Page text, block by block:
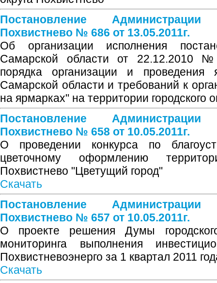
Постановление
Похвистнево № 686 от 13.05.2011г.
Об организации исполнения
Самарской области от 22.12.2010
порядка организации и проведения
Самарской области и требований к
на ярмарках" на территории городского
Постановление
Похвистнево № 658 от 10.05.2011г.
О проведении конкурса по
цветочному оформлению
Похвистнево "Цветущий город"
Скачать
Постановление
Похвистнево № 657 от 10.05.2011г.
О проекте решения Думы
мониторинга выполнения
Похвистневоэнерго за 1 квартал 2011
Скачать